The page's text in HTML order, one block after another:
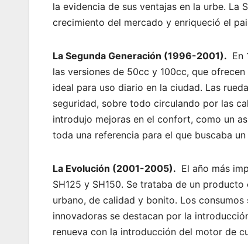
la evidencia de sus ventajas en la urbe.
crecimiento del mercado y enriqueció el
La Segunda Generación (1996-2001). En
las versiones de 50cc y 100cc, que
ideal para uso diario en la ciudad. Las
seguridad, sobre todo circulando por las
introdujo mejoras en el confort, como un
toda una referencia para el que buscaba
La Evolución (2001-2005). El año más
SH125 y SH150. Se trataba de un
urbano, de calidad y bonito. Los
innovadoras se destacan por la
renueva con la introducción del motor de